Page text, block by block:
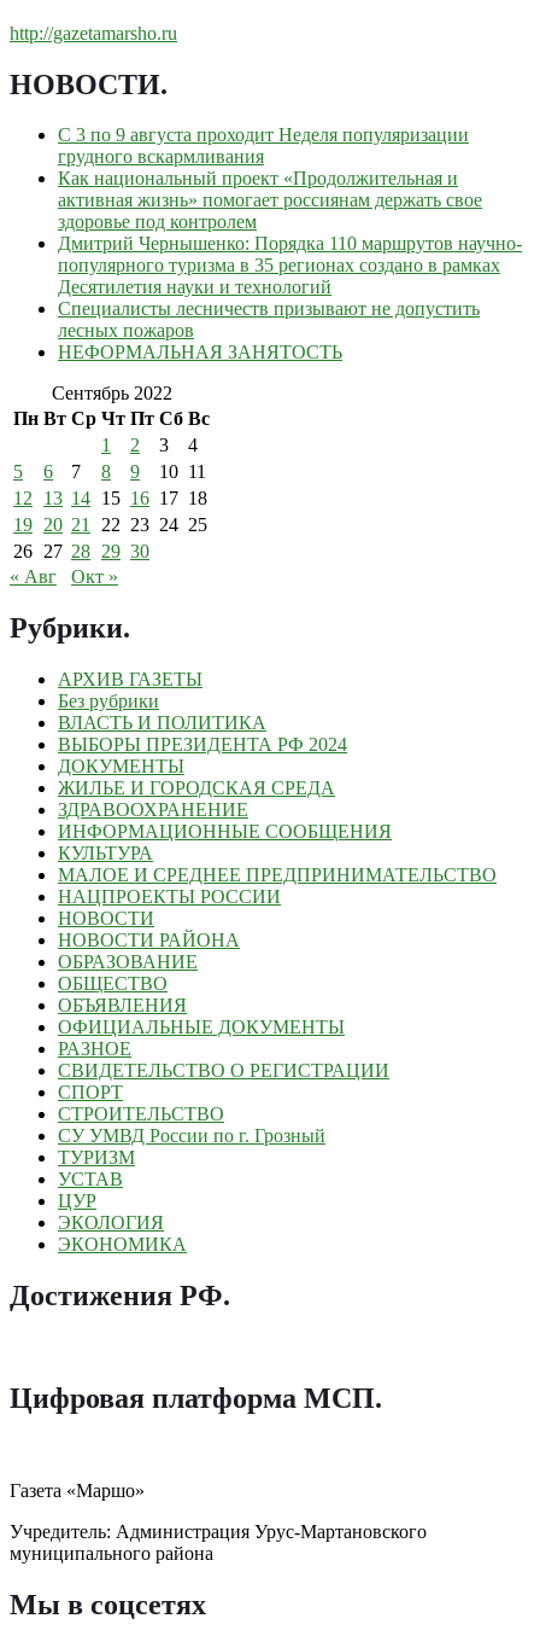
http://gazetamarsho.ru
НОВОСТИ.
С 3 по 9 августа проходит Неделя популяризации
грудного вскармливания
Как национальный проект «Продолжительная и
активная жизнь» помогает россиянам держать свое
здоровье под контролем
Дмитрий Чернышенко: Порядка 110 маршрутов научно-
популярного туризма в 35 регионах создано в рамках
Десятилетия науки и технологий
Специалисты лесничеств призывают не допустить
лесных пожаров
НЕФОРМАЛЬНАЯ ЗАНЯТОСТЬ
Сентябрь 2022
Пн Вт Ср Чт Пт Сб Вс
1
2 3
4
5
6 7 8 9 10 11
12 13 14 15 16 17 18
19 20 21 22 23 24 25
26 27 28 29 30
« Авг
Окт »
Рубрики.
АРХИВ ГАЗЕТЫ
Без рубрики
ВЛАСТЬ И ПОЛИТИКА
ВЫБОРЫ ПРЕЗИДЕНТА РФ 2024
ДОКУМЕНТЫ
ЖИЛЬЕ И ГОРОДСКАЯ СРЕДА
ЗДРАВООХРАНЕНИЕ
ИНФОРМАЦИОННЫЕ СООБЩЕНИЯ
КУЛЬТУРА
МАЛОЕ И СРЕДНЕЕ ПРЕДПРИНИМАТЕЛЬСТВО
НАЦПРОЕКТЫ РОССИИ
НОВОСТИ
НОВОСТИ РАЙОНА
ОБРАЗОВАНИЕ
ОБЩЕСТВО
ОБЪЯВЛЕНИЯ
ОФИЦИАЛЬНЫЕ ДОКУМЕНТЫ
РАЗНОЕ
СВИДЕТЕЛЬСТВО О РЕГИСТРАЦИИ
СПОРТ
СТРОИТЕЛЬСТВО
СУ УМВД России по г. Грозный
ТУРИЗМ
УСТАВ
ЦУР
ЭКОЛОГИЯ
ЭКОНОМИКА
Достижения РФ.
Цифровая платформа МСП.
Газета «Маршо»
Учредитель: Администрация Урус-Мартановского
муниципального района
Мы в соцсетях